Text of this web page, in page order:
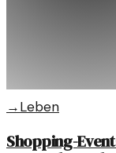
→Leben
Shopping-